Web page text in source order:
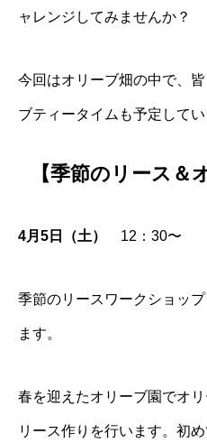
ャレンジしてみませんか？
今回はオリーブ畑の中で、
ブティータイムも予定してい
【季節のリース＆
4月5日（土） 12：30〜
季節のリースワークショッ
ます。
春を迎えたオリーブ園でオ
リース作りを行います。初